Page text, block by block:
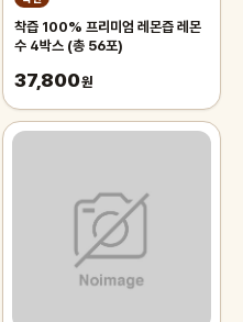
착즙 100% 프리미엄 레몬즙 레몬
수 4박스 (총 56포)
37,800원